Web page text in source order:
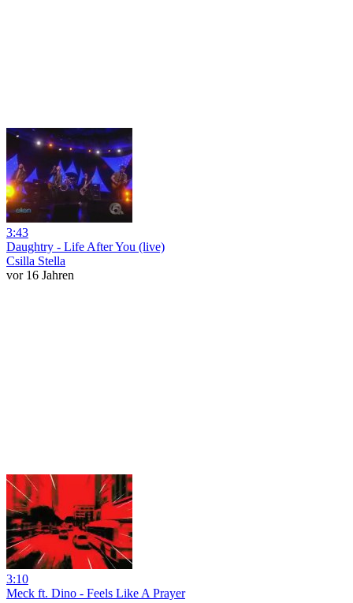
3:43
Daughtry - Life After You (live)
Csilla Stella
vor 16 Jahren
3:10
Meck ft. Dino - Feels Like A Prayer